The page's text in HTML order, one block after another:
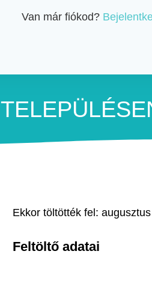
Van már fiókod?
Ekkor töltötték fel:
Feltöltő adatai